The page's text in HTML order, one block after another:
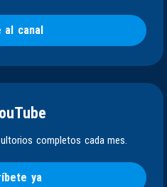
al canal
completos cada mes.
ya